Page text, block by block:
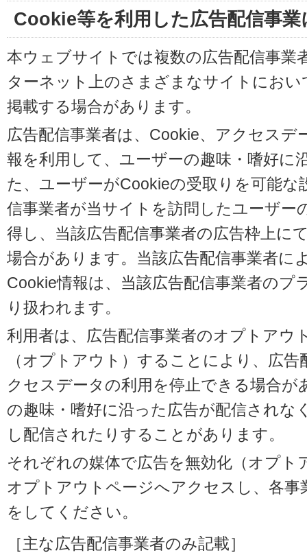
Cookie等を利用した広告配信事
本ウェブサイトでは複数の広告配信事業
ターネット上のさまざまなサイトにお
掲載する場合があります。
広告配信事業者は、Cookie、アクセスデ
報を利用して、ユーザーの趣味・嗜好に
た、ユーザーがCookieの受取りを可能
信事業者が当サイトを訪問したユーザー
得し、当該広告配信事業者の広告枠上に
場合があります。当該広告配信事業者に
Cookie情報は、当該広告配信事業者のプ
り扱われます。
利用者は、広告配信事業者のオプトアウ
（オプトアウト）することにより、広
クセスデータの利用を停止できる場合が
の趣味・嗜好に沿った広告が配信されな
し配信されたりすることがあります。
それぞれの媒体で広告を無効化（オプト
オプトアウトページへアクセスし、各
をしてください。
［主な広告配信事業者のみ記載］